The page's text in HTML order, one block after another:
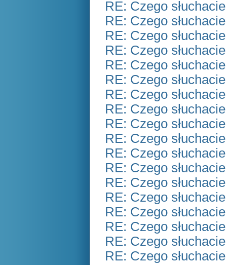
RE: Czego
RE: Czego
RE: Czego
RE: Czego
RE: Czego
RE: Czego
RE: Czego
RE: Czego
RE: Czego
RE: Czego
RE: Czego
RE: Czego
RE: Czego
RE: Czego
RE: Czego
RE: Czego
RE: Czego
RE: Czego